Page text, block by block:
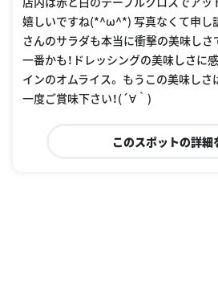
嬉しいですね(*^ω^*) 写真なくて申し
さんのサラダも本当に衝撃の美味しさ
一番かも！ドレッシングの美味しさに
インのオムライス。 もうこの美味しさ
一度ご賞味下さい！(´∀｀)
このスポットの詳細